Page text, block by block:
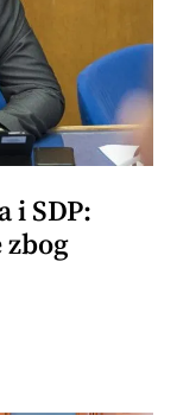
i SDP:
zbog